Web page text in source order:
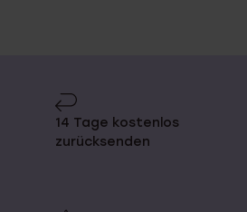
14 Tage kostenlos
zurücksenden